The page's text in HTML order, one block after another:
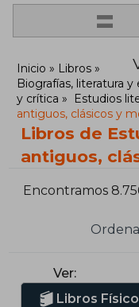
=
Inicio
Libros
Biografías, literatura
y crítica
Estudios
antiguos, clásicos y
Libros de
antiguos,
Encontramos
Ver:
Libros